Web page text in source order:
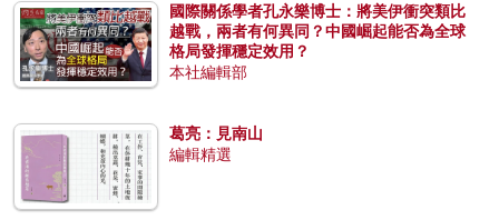
國際關係學者孔永樂博士：將美伊衝突類比
越戰，兩者有何異同？中國崛起能否為全球
格局發揮穩定效用？
本社編輯部
葛亮：見南山
編輯精選